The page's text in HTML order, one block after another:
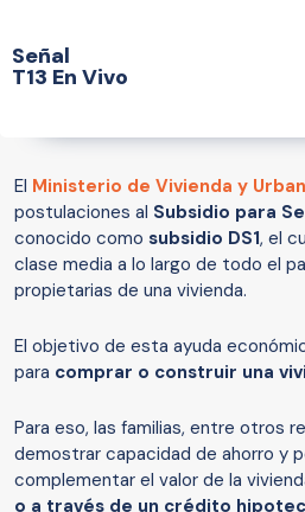
Señal
T13 En Vivo
El Ministerio de Vivienda y
postulaciones al Subsidio para
conocido como subsidio DS1, el
clase media a lo largo de todo el
propietarias de una vivienda.
El objetivo de esta ayuda
para comprar o construir una
Para eso, las familias, entre otros
demostrar capacidad de ahorro y
complementar el valor de la
o a través de un crédito